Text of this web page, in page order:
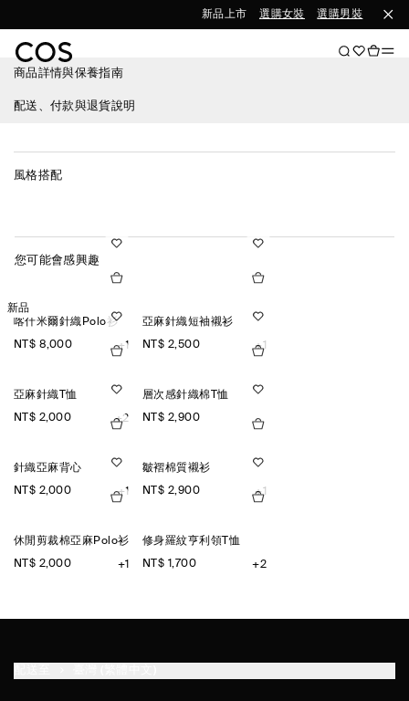
新品上市 選購女裝 選購男裝
商品詳情與保養指南
配送、付款與退貨說明
風格搭配
您可能會感興趣
新品
喀什米爾針織Polo衫
NT$ 8,000 +1
亞麻針織短袖襯衫
NT$ 2,500 +1
亞麻針織T恤
NT$ 2,000 +2
層次感針織棉T恤
NT$ 2,900
針織亞麻背心
NT$ 2,000 +1
皺褶棉質襯衫
NT$ 2,900 +1
休閒剪裁棉亞麻Polo衫
NT$ 2,000 +1
修身羅紋亨利領T恤
NT$ 1,700 +2